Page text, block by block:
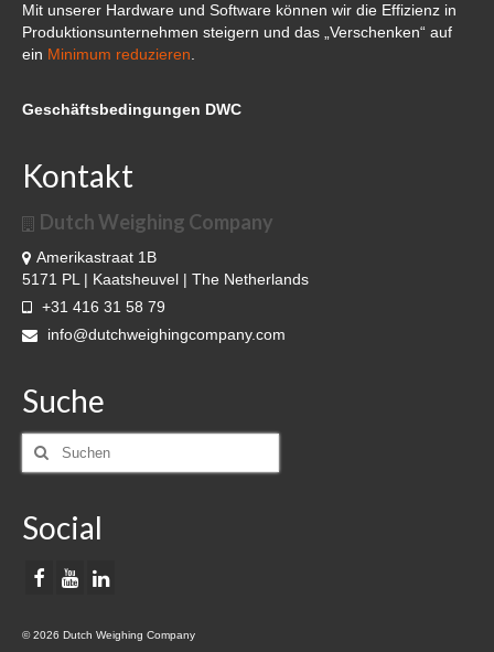
Mit unserer Hardware und Software können wir die Effizienz in
Produktionsunternehmen steigern und das „Verschenken“ auf
ein Minimum reduzieren
Geschäftsbedingungen DWC
Kontakt
Dutch Weighing Company
Amerikastraat 1B
5171 PL | Kaatsheuvel | The Netherlands
+31 416 31 58 79
info@dutchweighingcompany.com
Suche
Social
© 2026 Dutch Weighing Company